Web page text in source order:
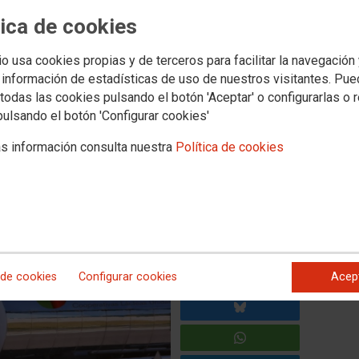
de cookies
usa cookies propias y de terceros para facilitar la navegación
de estadísticas de uso de nuestros visitantes.
las cookies pulsando el botón 'Aceptar' o configurarlas o
el botón 'Configurar cookies'
información consulta nuestra Política de cookies
cookies Configurar cookies
sindicais en CLUN e
forza sindical
de referencia en Galicia confía en CCOO, que suma 4
para unha das principais cooperativas lácteas de Galicia,
da súa historia, con preto de 267 millóns de euros
internacional que xa alcanza máis de 65 países.